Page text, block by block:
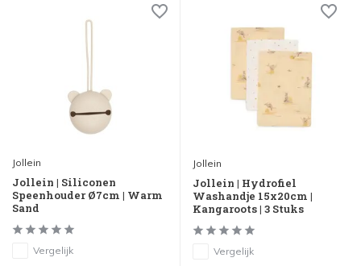
Jollein
Jollein | Siliconen
Speenhouder Ø7cm | Warm
Sand
Vergelijk
Jollein
Jollein | Hydrofiel
Washandje 15x20cm |
Kangaroots | 3 Stuks
Vergelijk